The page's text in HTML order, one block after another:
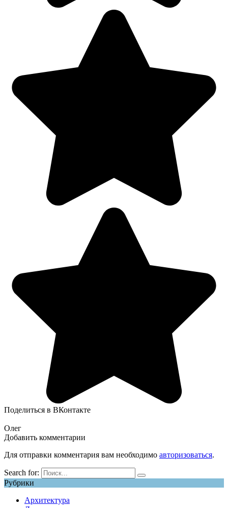
Поделиться в ВКонтакте
Олег
Добавить комментарии
Для отправки комментария вам необходимо авторизоваться.
Search for:
Рубрики
Архитектура